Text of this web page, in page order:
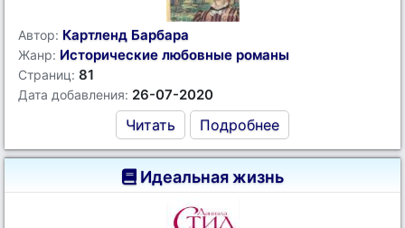
Автор: Картленд Барбара
Жанр: Исторические любовные романы
Страниц: 81
Дата добавления: 26-07-2020
Читать Подробнее
Идеальная жизнь